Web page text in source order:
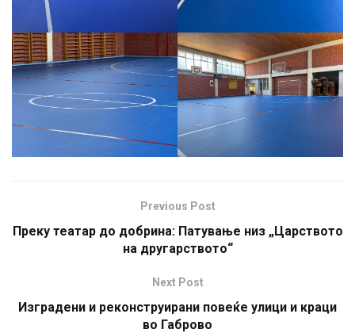
Previous Post
Преку театар до добрина: Патување низ „Царството
на другарството“
Next Post
Изградени и реконструирани повеќе улици и краци
во Габрово